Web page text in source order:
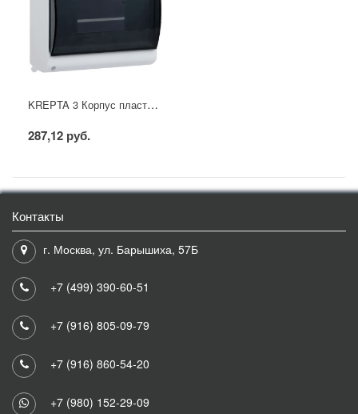
KREPTA 3 Корпус пластиковый КМПн 2/6 IP30 белый IEK
287,12 руб.
Контакты
г. Москва, ул. Барышиха, 57Б
+7 (499) 390-60-51
+7 (916) 805-09-79
+7 (916) 860-54-20
+7 (980) 152-29-09